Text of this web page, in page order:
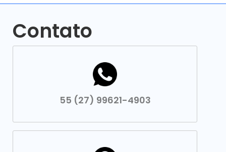
Contato
55 (27) 99621-4903